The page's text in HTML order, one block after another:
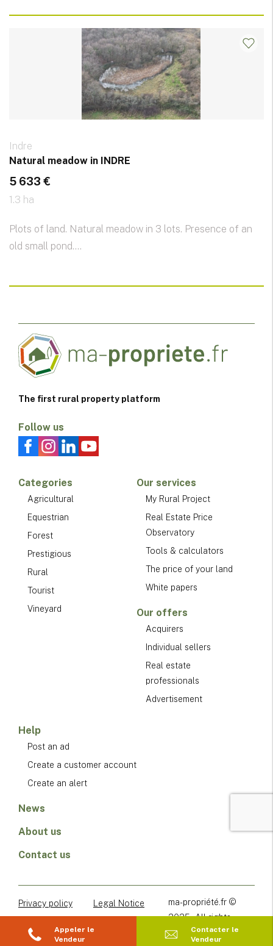
Contacter le
Vendeur
Appeler le
Vendeur
Indre
Natural meadow in INDRE
5 633 €
1.3 ha
Plots of land. Natural meadow in 3 lots. Presence of an
old small pond....
The first rural property platform
Follow us
Categories
Agricultural
Equestrian
Forest
Prestigious
Rural
Tourist
Vineyard
Our services
My Rural Project
Real Estate Price
Observatory
Tools & calculators
The price of your land
White papers
Our offers
Acquirers
Individual sellers
Real estate
professionals
Advertisement
Help
Post an ad
Create a customer account
Create an alert
News
About us
Contact us
Privacy policy
Legal Notice
ma-propriété.fr ©
2025 - All rights
reserved